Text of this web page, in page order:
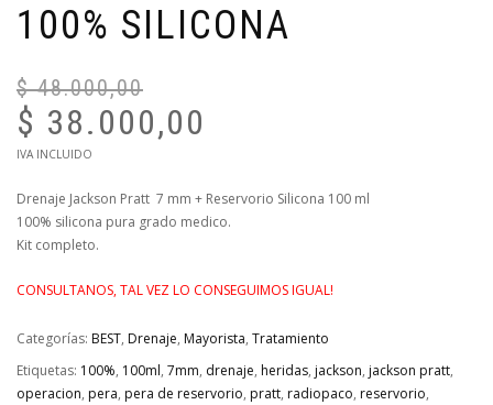
100% SILICONA
$48.000,00
$ 38.000,00
El
actual
es:
$ 38.000,00.
IVA INCLUIDO
Drenaje Jackson Pratt 7 mm + Reservorio Silicona 100 ml
100% silicona pura grado medico.
Kit completo.
CONSULTANOS, TAL VEZ LO CONSEGUIMOS IGUAL!
Categorías: BEST, Drenaje, Mayorista, Tratamiento
Etiquetas: 100%, 100ml, 7mm, drenaje, heridas, jackson, jackson pratt,
operacion, pera, pera de reservorio, pratt, radiopaco, reservorio,